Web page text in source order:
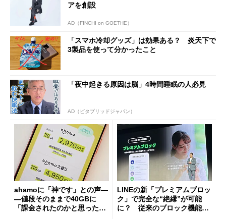
アを創設
AD（FINCHI on GOETHE）
「スマホ冷却グッズ」は効果ある？ 炎天下で
3製品を使って分かったこと
「夜中起きる原因は脳」4時間睡眠の人必見
AD（ビタブリッドジャパン）
ahamoに「神です」との声―
―値段そのままで40GBに
「課金されたのかと思った」
LINEの新「プレミアムブロッ
ク」で完全な“絶縁”が可能
に？ 従来のブロック機能と